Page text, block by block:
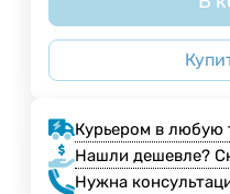
Курьером в любую
Нашли дешевле?
Нужна